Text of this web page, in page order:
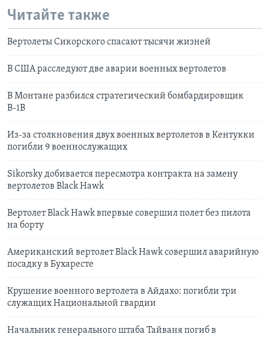
Читайте также
Вертолеты Сикорского спасают тысячи жизней
В США расследуют две аварии военных вертолетов
В Монтане разбился стратегический бомбардировщик
В-1В
Из-за столкновения двух военных вертолетов в Кентукки
погибли 9 военнослужащих
Sikorsky добивается пересмотра контракта на замену
вертолетов Black Hawk
Вертолет Black Hawk впервые совершил полет без пилота
на борту
Американский вертолет Black Hawk совершил аварийную
посадку в Бухаресте
Крушение военного вертолета в Айдахо: погибли три
служащих Национальной гвардии
Начальник генерального штаба Тайваня погиб в